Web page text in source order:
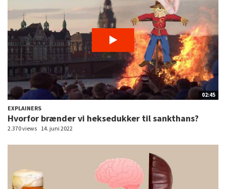
02:45
EXPLAINERS
Hvorfor brænder vi heksedukker til sankthans?
2.370 views 14. juni 2022